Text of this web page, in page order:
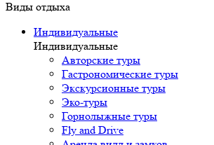
Виды отдыха
Индивидуальные
Индивидуальные
Авторские туры
Гастрономические туры
Экскурсионные туры
Эко-туры
Горнолыжные туры
Fly and Drive